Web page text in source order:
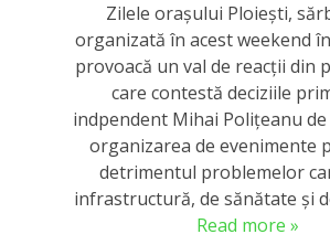
Zilele oraşului Ploieşti,
organizată în acest weekend
provoacă un val de reacţii din
care contestă deciziile
indpendent Mihai Poliţeanu de
organizarea de evenimente
detrimentul problemelor
infrastructură, de sănătate şi
Read more »